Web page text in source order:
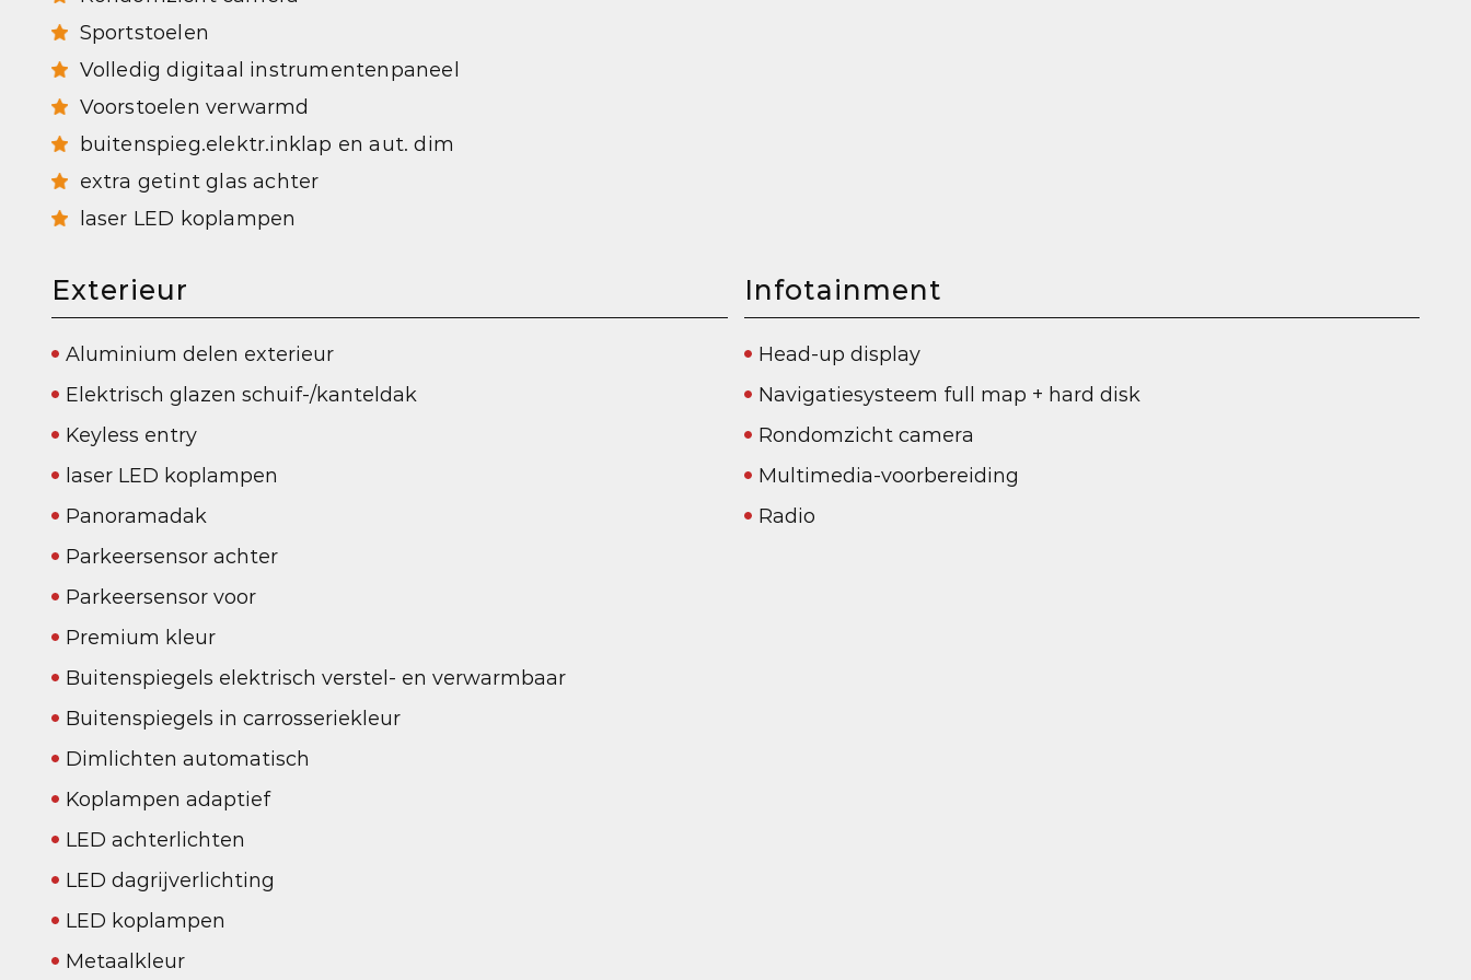
Sportstoelen
Volledig digitaal instrumentenpaneel
Voorstoelen verwarmd
buitenspieg.elektr.inklap en aut. dim
extra getint glas achter
laser LED koplampen
Exterieur
Aluminium delen exterieur
Elektrisch glazen schuif-/kanteldak
Keyless entry
laser LED koplampen
Panoramadak
Parkeersensor achter
Parkeersensor voor
Premium kleur
Buitenspiegels elektrisch verstel- en verwarmbaar
Buitenspiegels in carrosseriekleur
Dimlichten automatisch
Koplampen adaptief
LED achterlichten
LED dagrijverlichting
LED koplampen
Metaalkleur
Infotainment
Head-up display
Navigatiesysteem full map + hard disk
Rondomzicht camera
Multimedia-voorbereiding
Radio